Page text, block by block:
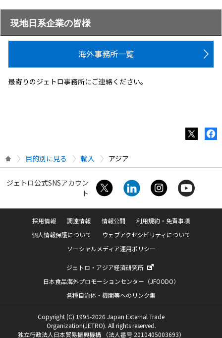
現地日系企業の皆様
海外事務所一覧
最寄りのジェトロ事務所にご連絡ください。
目的別に見る 輸入 アジア
ジェトロ公式SNSアカウン
ト
採用情報 調達情報 情報公開
利用規約・免責事項
個人情報保護について
ウェブアクセシビリティについて
ソーシャルメディア運用ポリシー
ジェトロ・アジア経済研究所
日本食品海外プロモーションセンター（JFOODO）
各種自治体・機関等へのリンク集
Copyright (C) 1995-2026 Japan External Trade
Organization(JETRO). All rights reserved.
独立行政法人日本貿易振興機構 （法人番号 2010405003693）